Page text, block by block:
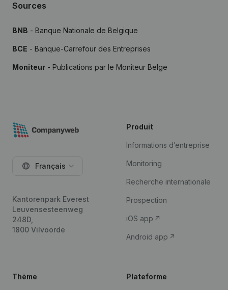
Sources
BNB - Banque Nationale de Belgique
BCE - Banque-Carrefour des Entreprises
Moniteur - Publications par le Moniteur Belge
Français
Kantorenpark Everest
Leuvensesteenweg
248D,
1800 Vilvoorde
Produit
Informations d’entreprise
Monitoring
Recherche internationale
Prospection
iOS app
Android app
Thème Plateforme